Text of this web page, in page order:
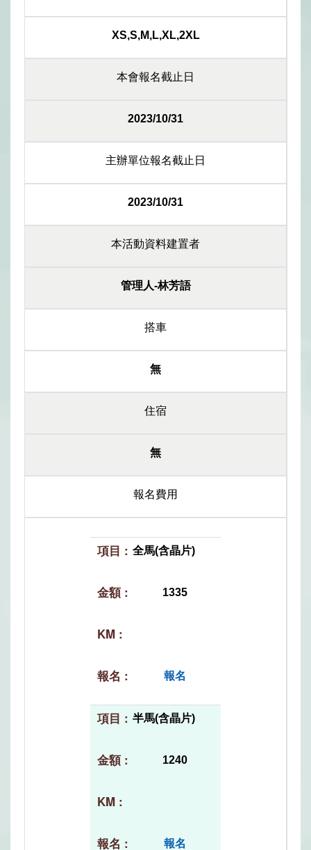
XS,S,M,L,XL,2XL
本會報名截止日
2023/10/31
主辦單位報名截止日
2023/10/31
本活動資料建置者
管理人-林芳語
搭車
無
住宿
無
報名費用
全馬(含晶片)
1335
報名
半馬(含晶片)
1240
報名